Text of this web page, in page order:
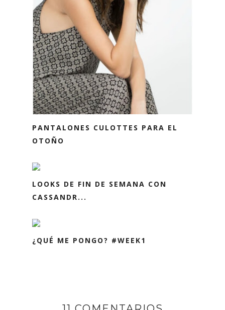
PANTALONES CULOTTES PARA EL
OTOÑO
LOOKS DE FIN DE SEMANA CON
CASSANDR...
¿QUÉ ME PONGO? #WEEK1